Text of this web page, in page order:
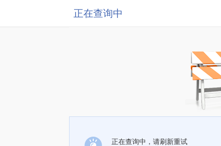
正在查询中
正在查询中，请刷新重试